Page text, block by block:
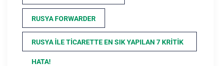
RUSYA FORWARDER
RUSYA ILE TICARETTE EN SIK YAPILAN 7 KRITIK
HATA!